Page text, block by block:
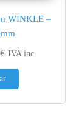
WINKLE –
€Price range:
IVA inc.